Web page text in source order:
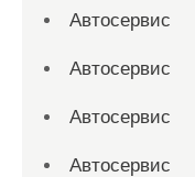
Автосервис
Автосервис
Автосервис
Автосервис